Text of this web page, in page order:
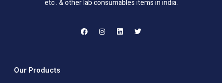
etc . & other lab consumables items in india.
Our Products